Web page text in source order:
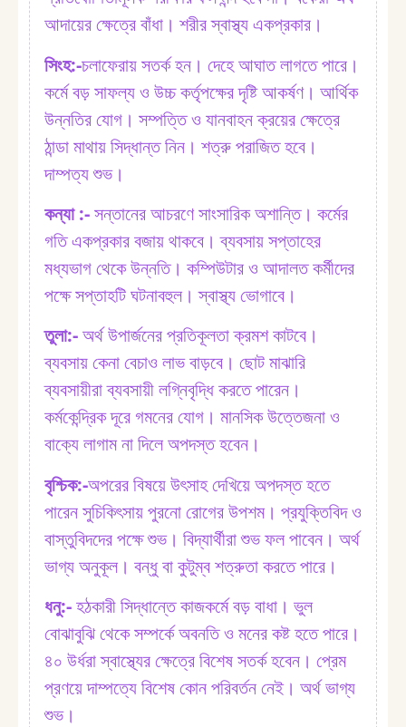
আদায়ের ক্ষেত্রে বাঁধা। শরীর স্বাস্থ্য একপ্রকার।
সিংহ:⁠-চলাফেরায় সতর্ক হন। দেহে আঘাত লাগতে পারে।
কর্মে বড় সাফল্য ও উচ্চ কর্তৃপক্ষের দৃষ্টি আকর্ষণ। আর্থিক
উন্নতির যোগ। সম্পত্তি ও যানবাহন ক্রয়ের ক্ষেত্রে
ঠান্ডা মাথায় সিদ্ধান্ত নিন। শত্রু পরাজিত হবে।
দাম্পত্য শুভ।
কন্যা :⁠-সন্তানের আচরণে সাংসারিক অশান্তি। কর্মের
গতি একপ্রকার বজায় থাকবে। ব্যবসায় সপ্তাহের
মধ্যভাগ থেকে উন্নতি। কম্পিউটার ও আদালত কর্মীদের
পক্ষে সপ্তাহটি ঘটনাবহুল। স্বাস্থ্য ভোগাবে।
তুলা:⁠-অর্থ উপার্জনের প্রতিকূলতা ক্রমশ কাটবে।
ব্যবসায় কেনা বেচাও লাভ বাড়বে। ছোট মাঝারি
ব্যবসায়ীরা ব্যবসায়ী লগ্নিবৃদ্ধি করতে পারেন।
কর্মকেন্দ্রিক দূরে গমনের যোগ। মানসিক উত্তেজনা ও
বাক্যে লাগাম না দিলে অপদস্ত হবেন।
বৃশ্চিক:⁠-অপরের বিষয়ে উৎসাহ দেখিয়ে অপদস্ত হতে
পারেন সুচিকিৎসায় পুরনো রোগের উপশম। প্রযুক্তিবিদ ও
বাস্তুবিদদের পক্ষে শুভ। বিদ্যার্থীরা শুভ ফল পাবেন। অর্থ
ভাগ্য অনুকূল। বন্ধু বা কুটুম্ব শত্রুতা করতে পারে।
ধনু:⁠-হঠকারী সিদ্ধান্তে কাজকর্মে বড় বাধা। ভুল
বোঝাবুঝি থেকে সম্পর্কে অবনতি ও মনের কষ্ট হতে পারে।
৪০ উর্ধরা স্বাস্থ্যের ক্ষেত্রে বিশেষ সতর্ক হবেন। প্রেম
প্রণয়ে দাম্পত্যে বিশেষ কোন পরিবর্তন নেই। অর্থ ভাগ্য
শুভ।